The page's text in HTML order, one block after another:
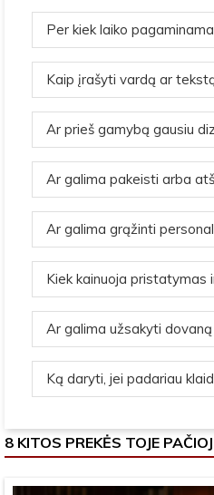
Per kiek laiko
Kaip įrašyti vardą ar
Ar prieš gamybą gausiu
Ar galima pakeisti arba
Ar galima grąžinti
Kiek kainuoja pristatymas
Ar galima užsakyti
Ką daryti, jei padariau
8 KITOS PREKĖS TOJE